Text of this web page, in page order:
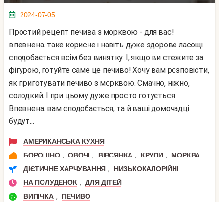
2024-07-05
Простий рецепт печива з морквою - для вас!
впевнена, таке корисне і навіть дуже здорове ласощі
сподобається всім без винятку. І, якщо ви стежите за
фігурою, готуйте саме це печиво! Хочу вам розповісти,
як приготувати печиво з морквою. Смачно, ніжно,
солодкий. І при цьому дуже просто готується.
Впевнена, вам сподобається, та й ваші домочадці
будут...
АМЕРИКАНСЬКА КУХНЯ
БОРОШНО , ОВОЧІ , ВІВСЯНКА , КРУПИ ,
МОРКВА
ДІЄТИЧНЕ ХАРЧУВАННЯ ,
НИЗЬКОКАЛОРІЙНІ
НА ПОЛУДЕНОК , ДЛЯ ДІТЕЙ
ВИПІЧКА , ПЕЧИВО